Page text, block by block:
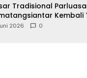
Tradisional
Kembali
2026 0